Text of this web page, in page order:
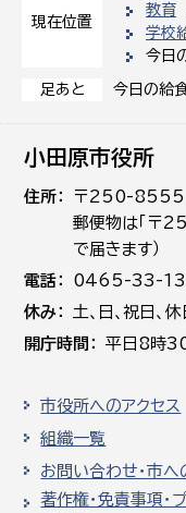
現在位置
教育
学校
今日
足あと 今日の給
小田原市役所
住所
〒250-8555
郵便物は「〒
で届きます）
電話
0465-33-
休み
土､日､祝日、
開庁時間
平日8時
市役所へのアクセス
組織一覧
お問い合わせ・市へ
著作権・免責事項・